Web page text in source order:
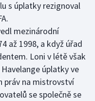
s úplatky rezignoval
mezinárodní
až 1998, a když úřad
Loni v létě však
úplatky ve
práv na mistrovství
se společně se